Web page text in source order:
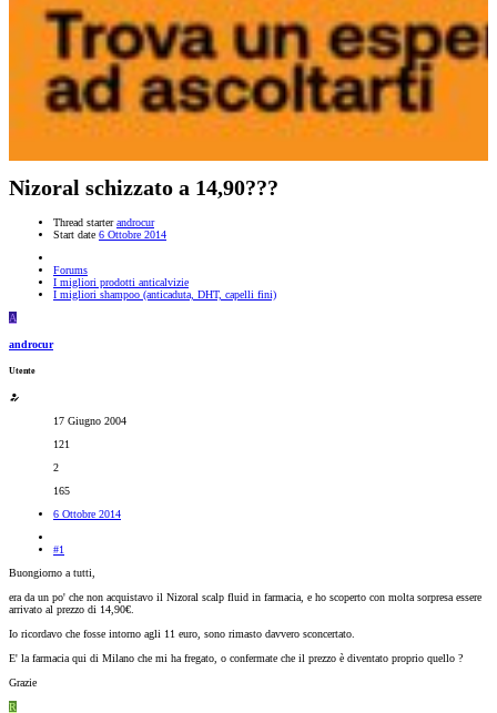
Nizoral schizzato a 14,90???
Thread starter androcur
Start date 6 Ottobre 2014
Forums
I migliori prodotti anticalvizie
I migliori shampoo (anticaduta, DHT, capelli fini)
A
androcur
Utente
17 Giugno 2004
121
2
165
6 Ottobre 2014
#1
Buongiorno a tutti,
era da un po' che non acquistavo il Nizoral scalp fluid in farmacia, e ho scoperto con molta sorpresa essere
arrivato al prezzo di 14,90€.
Io ricordavo che fosse intorno agli 11 euro, sono rimasto davvero sconcertato.
E' la farmacia qui di Milano che mi ha fregato, o confermate che il prezzo è diventato proprio quello ?
Grazie
R